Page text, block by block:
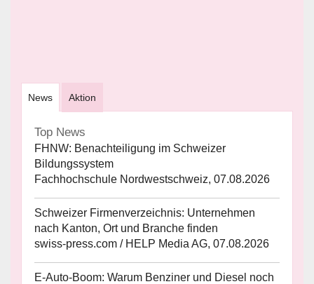
News Aktion
Top News
FHNW: Benachteiligung im Schweizer
Bildungssystem
Fachhochschule Nordwestschweiz, 07.08.2026
Schweizer Firmenverzeichnis: Unternehmen
nach Kanton, Ort und Branche finden
swiss-press.com / HELP Media AG, 07.08.2026
E-Auto-Boom: Warum Benziner und Diesel noch